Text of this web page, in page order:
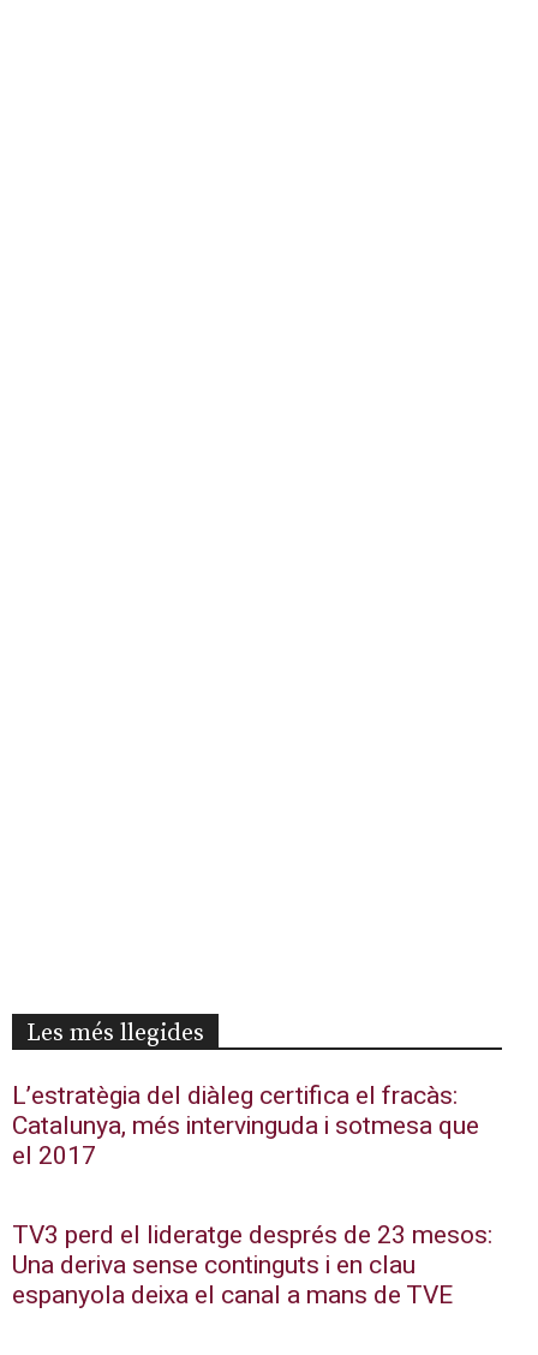
Les més llegides
L’estratègia del diàleg certifica el fracàs:
Catalunya, més intervinguda i sotmesa que
el 2017
TV3 perd el lideratge després de 23 mesos:
Una deriva sense continguts i en clau
espanyola deixa el canal a mans de TVE